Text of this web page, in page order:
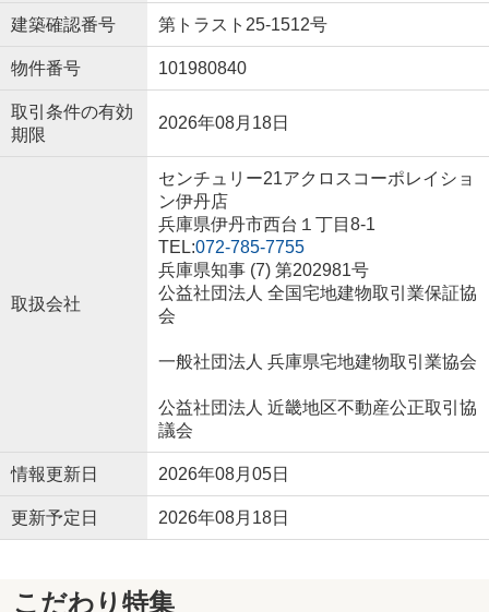
建築確認番号 第トラスト25-1512号
物件番号 101980840
取引条件の有効
期限
2026年08月18日
取扱会社
センチュリー21アクロスコーポレイショ
ン伊丹店
兵庫県伊丹市西台１丁目8-1
TEL:072-785-7755
兵庫県知事 (7) 第202981号
公益社団法人 全国宅地建物取引業保証協
会
一般社団法人 兵庫県宅地建物取引業協会
公益社団法人 近畿地区不動産公正取引協
議会
情報更新日 2026年08月05日
更新予定日 2026年08月18日
こだわり特集